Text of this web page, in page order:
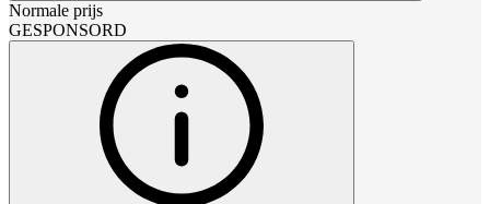
Normale prijs
GESPONSORD